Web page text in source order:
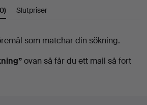
Slutpriser
som matchar din sökning.
ovan så får du ett mail så fort